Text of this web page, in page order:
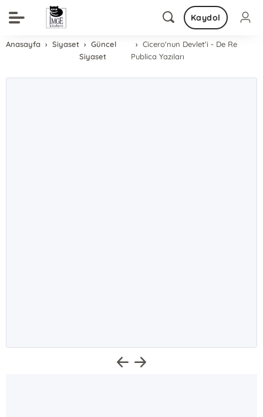
Kaydol
Anasayfa Siyaset
Güncel
Siyaset
Cicero'nun Devlet'i - De Re
Publica Yazıları